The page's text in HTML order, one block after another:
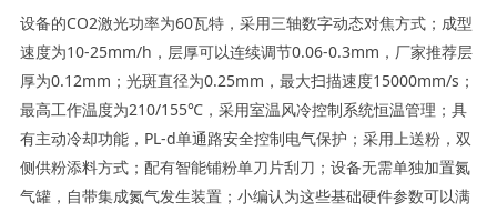
设备的CO2激光功率为60瓦特，采用三轴数字动态对焦方式；成型
速度为10-25mm/h，层厚可以连续调节0.06-0.3mm，厂家推荐层
厚为0.12mm；光斑直径为0.25mm，最大扫描速度15000mm/s；
最高工作温度为210/155℃，采用室温风冷控制系统恒温管理；具
有主动冷却功能，PL-d单通路安全控制电气保护；采用上送粉，双
侧供粉添料方式；配有智能铺粉单刀片刮刀；设备无需单独加置氮
气罐，自带集成氮气发生装置；小编认为这些基础硬件参数可以满